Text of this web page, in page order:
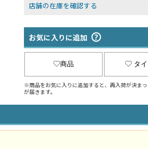
店舗の在庫を確認する
お気に入りに追加
商品 タ
※商品をお気に入りに追加すると、再入荷が決ま
が届きます。